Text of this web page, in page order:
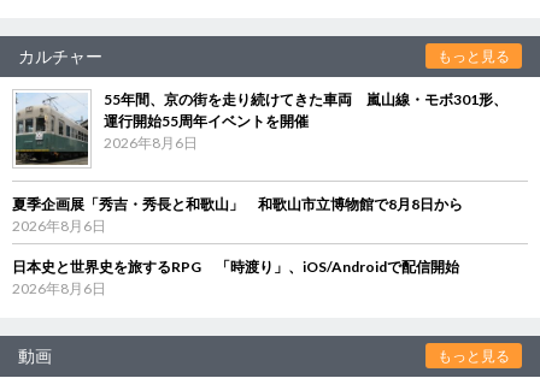
カルチャー もっと見る
55年間、京の街を走り続けてきた車両 嵐山線・モボ301形、
運行開始55周年イベントを開催
2026年8月6日
夏季企画展「秀吉・秀長と和歌山」 和歌山市立博物館で8月8日から
2026年8月6日
日本史と世界史を旅するRPG 「時渡り」、iOS/Androidで配信開始
2026年8月6日
動画 もっと見る